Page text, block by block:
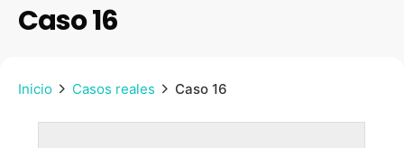
Caso 16
Inicio Casos reales Caso 16